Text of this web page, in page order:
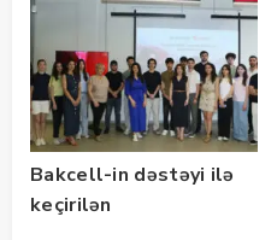
Bakcell-in dəstəyi ilə
keçirilən